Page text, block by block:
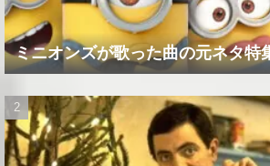
ミニオンズが歌った曲の元ネタ特